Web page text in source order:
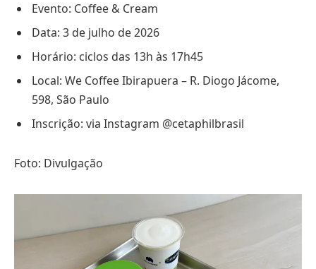
Evento: Coffee & Cream
Data: 3 de julho de 2026
Horário: ciclos das 13h às 17h45
Local: We Coffee Ibirapuera – R. Diogo Jácome,
598, São Paulo
Inscrição: via Instagram @cetaphilbrasil
Foto: Divulgação